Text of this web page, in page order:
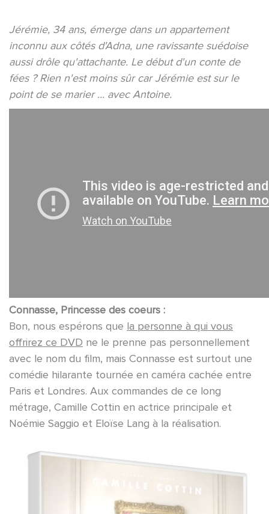
Jérémie, 34 ans, émerge dans un appartement
inconnu aux côtés d'Adna, une ravissante suédoise
aussi drôle qu'attachante. Le début d'un conte de
fées ? Rien n'est moins sûr car Jérémie est sur le
point de se marier ... avec Antoine.
Connasse, Princesse des coeurs :
Bon, nous espérons que la personne à qui vous
offrirez ce DVD ne le prenne pas personnellement
avec le nom du film, mais Connasse est surtout une
comédie hilarante tournée en caméra cachée entre
Paris et Londres. Aux commandes de ce long
métrage, Camille Cottin en actrice principale et
Noémie Saggio et Eloïse Lang à la réalisation.